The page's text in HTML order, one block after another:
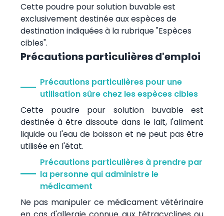
Cette poudre pour solution buvable est
exclusivement destinée aux espèces de
destination indiquées à la rubrique "Espèces
cibles".
Précautions particulières d'emploi
Précautions particulières pour une
utilisation sûre chez les espèces cibles
Cette poudre pour solution buvable est
destinée à être dissoute dans le lait, l'aliment
liquide ou l'eau de boisson et ne peut pas être
utilisée en l'état.
Précautions particulières à prendre par
la personne qui administre le
médicament
Ne pas manipuler ce médicament vétérinaire